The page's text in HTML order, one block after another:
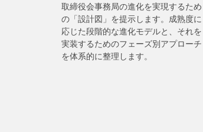
取締役会事務局の進化を実現するため
の「設計図」を提示します。成熟度に
応じた段階的な進化モデルと、それを
実装するためのフェーズ別アプローチ
を体系的に整理します。